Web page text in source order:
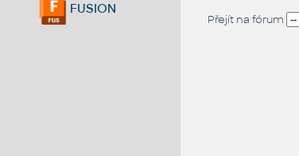
FUSION
Přejít na fórum